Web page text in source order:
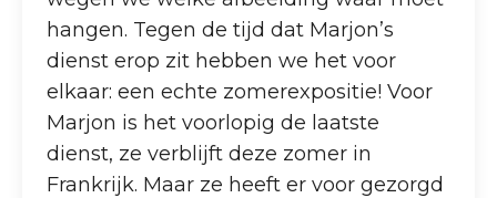
hangen. Tegen de tijd dat Marjon’s
dienst erop zit hebben we het voor
elkaar: een echte zomerexpositie! Voor
Marjon is het voorlopig de laatste
dienst, ze verblijft deze zomer in
Frankrijk. Maar ze heeft er voor gezorgd